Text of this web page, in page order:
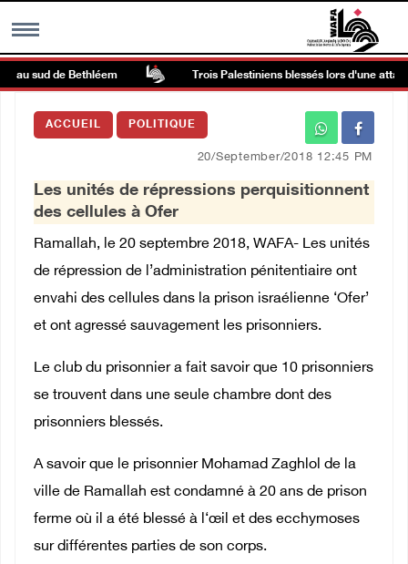
MENU
Galerie d’images
Centre palestinien
العربية
sud de Bethléem Trois Palestiniens blessés lors d'une
ACCUEIL POLITIQUE
20/September/2018 12:45 PM
Les unités de répressions perquisitionnent
des cellules à Ofer
Ramallah, le 20 septembre 2018, WAFA- Les unités
de répression de l’administration pénitentiaire ont
envahi des cellules dans la prison israélienne ‘Ofer’
et ont agressé sauvagement les prisonniers.
Le club du prisonnier a fait savoir que 10 prisonniers
se trouvent dans une seule chambre dont des
prisonniers blessés.
A savoir que le prisonnier Mohamad Zaghlol de la
ville de Ramallah est condamné à 20 ans de prison
ferme où il a été blessé à l‘œil et des ecchymoses
sur différentes parties de son corps.